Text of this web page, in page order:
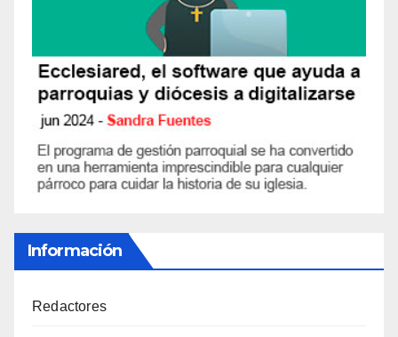
Información
Redactores